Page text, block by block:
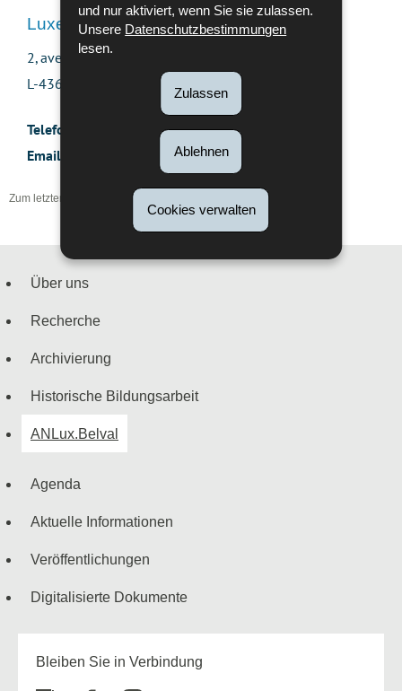
und nur aktiviert, wenn Sie sie zulassen.
Unsere Datenschutzbestimmungen
lesen.
Zulassen
Ablehnen
Cookies verwalten
Luxemburger Nationalarchiv
2, avenue des Hauts-Fourneaux
L-4362 Esch/Alzette - Luxemburg
Telefon:
(+352) 247 69 000
Email:
archives.nationales@an.etat.lu
Zum letzten Mal aktualisiert am
Navigationsmenü
Über uns
Recherche
Archivierung
Historische Bildungsarbeit
ANLux.Belval
Agenda
Aktuelle Informationen
Veröffentlichungen
Digitalisierte Dokumente
Bleiben Sie in Verbindung